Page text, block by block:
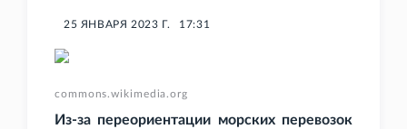
25 ЯНВАРЯ 2023 Г. 17:31
commons.wikimedia.org
Из-за переориентации морских перевозок